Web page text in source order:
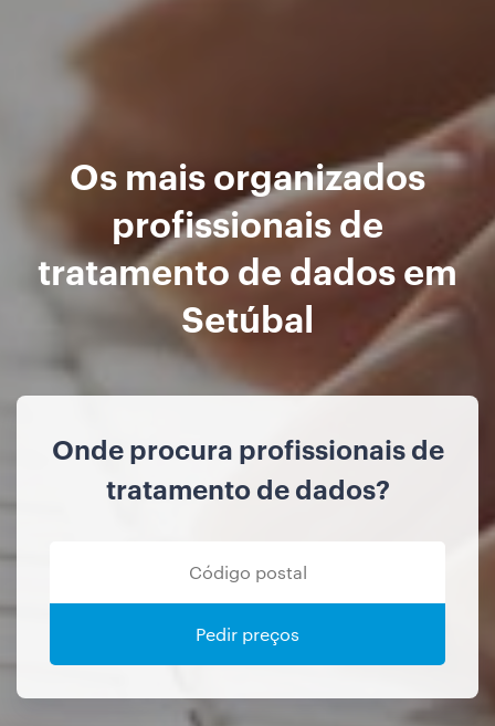
Os mais organizados
profissionais de
tratamento de dados em
Setúbal
Onde procura profissionais de
tratamento de dados?
Pedir preços